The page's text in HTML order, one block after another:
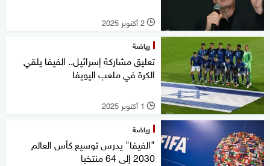
l 2 أكتوبر 2025
رياضة
تعليق مشاركة إسرائيل.. الفيفا يلقي
الكرة في ملعب اليويفا
l 1 أكتوبر 2025
رياضة
"الفيفا" يدرس توسيع كأس العالم
2030 إلى 64 منتخبا